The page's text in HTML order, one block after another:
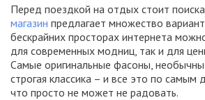
Перед поездкой на отдых стоит
магазин предлагает множество
бескрайних просторах интернета
для современных модниц, так и для
Самые оригинальные фасоны,
строгая классика – и все это по самым
что просто не может не радовать.